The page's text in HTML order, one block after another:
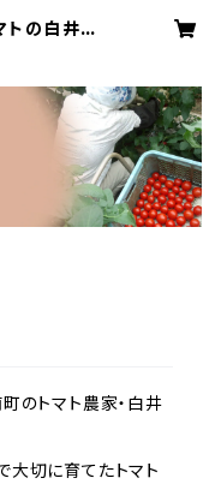
の白井農
のトマト農家・白井
切に育てたトマト